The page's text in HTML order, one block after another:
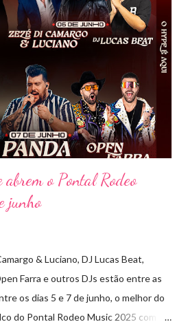
se tornou uma verdadeira marca
dupla, oferecendo ao público um show
que mistura grandes clássicos
a outros gêneros. No palco,
com naturalidade entre os seus hits e
Sandy & Junior, CPM 22 e
o Pontal Rodeo
junho
& Luciano, DJ Lucas Beat,
Farra e outros DJs estão entre as
os dias 5 e 7 de junho, o melhor do
do Pontal Rodeo Music 2025 com o